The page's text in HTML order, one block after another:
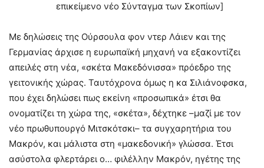
επικείμενο νέο Σύνταγμα των Σκοπίων]
Με δηλώσεις της Ούρσουλα φον ντερ Λάιεν και της
Γερμανίας άρχισε η ευρωπαϊκή μηχανή να εξακοντίζει
απειλές στη νέα, «σκέτα Μακεδόνισσα» πρόεδρο της
γειτονικής χώρας. Ταυτόχρονα όμως η κα Σιλιάνοφσκα,
που έχει δηλώσει πως εκείνη «προσωπικά» έτσι θα
ονοματίζει τη χώρα της, «σκέτα», δέχτηκε –μαζί με τον
νέο πρωθυπουργό Μιτσκότσκι– τα συγχαρητήρια του
Μακρόν, και μάλιστα στη «μακεδονική» γλώσσα. Έτσι
ασύστολα φλερτάρει ο… φιλέλλην Μακρόν, ηγέτης της